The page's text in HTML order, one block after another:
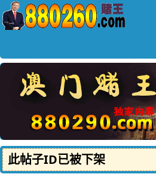
此帖子ID已被下架